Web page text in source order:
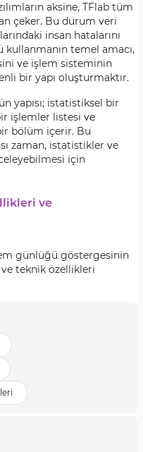
aksine, TFlab tüm
çeker. Bu durum veri
insan hatalarını
temel amacı,
ve işlem sisteminin
bir yapı oluşturmaktır.
yapısı; istatistiksel bir
işlemler listesi ve
bölüm içerir. Bu
zaman, istatistikler ve
için
ve
günlüğü göstergesinin
teknik özellikleri